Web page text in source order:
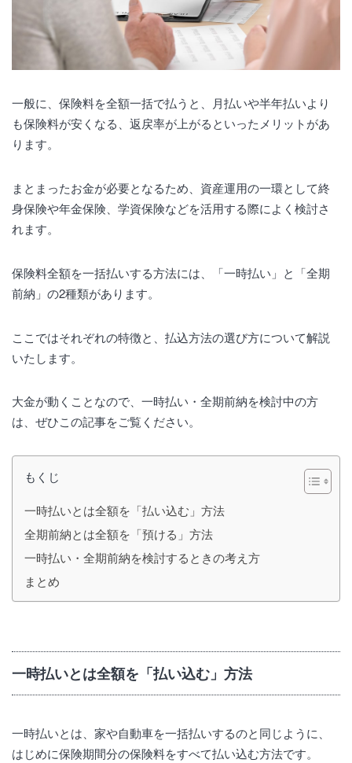
一般に、保険料を全額一括で払うと、月払いや半年払いより
も保険料が安くなる、返戻率が上がるといったメリットがあ
ります。
まとまったお金が必要となるため、資産運用の一環として終
身保険や年金保険、学資保険などを活用する際によく検討さ
れます。
保険料全額を一括払いする方法には、「一時払い」と「全期
前納」の2種類があります。
ここではそれぞれの特徴と、払込方法の選び方について解説
いたします。
大金が動くことなので、一時払い・全期前納を検討中の方
は、ぜひこの記事をご覧ください。
もくじ
一時払いとは全額を「払い込む」方法
全期前納とは全額を「預ける」方法
一時払い・全期前納を検討するときの考え方
まとめ
一時払いとは全額を「払い込む」方法
一時払いとは、家や自動車を一括払いするのと同じように、
はじめに保険期間分の保険料をすべて払い込む方法です。